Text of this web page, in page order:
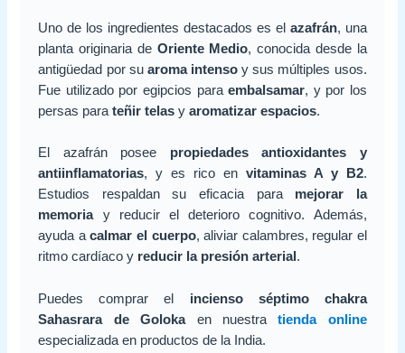
Uno de los ingredientes destacados es el azafrán, una
planta originaria de Oriente Medio, conocida desde la
antigüedad por su aroma intenso y sus múltiples usos.
Fue utilizado por egipcios paraembalsamar, y por los
persas parateñir telas yaromatizar espacios.
El azafrán posee propiedades antioxidantes y
antiinflamatorias, y es rico en vitaminas A y B2.
Estudios respaldan su eficacia para mejorar la
memoriay reducir el deterioro cognitivo. Además,
ayuda acalmar el cuerpo, aliviar calambres, regular el
ritmo cardíaco y reducir la presión arterial .
Puedes comprar el incienso séptimo chakra
Sahasrara de Golokaen nuestratienda online
especializada en productos de la India.